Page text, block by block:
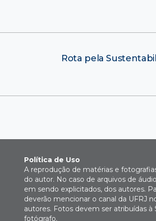
Rota pela
Política de Uso
A reprodução de matérias e
do autor. No caso de arquivos de
em sendo explicitados, dos autores.
deverão mencionar o canal da UFRJ
autores. Fotos devem ser atribuídas
fotógrafo.